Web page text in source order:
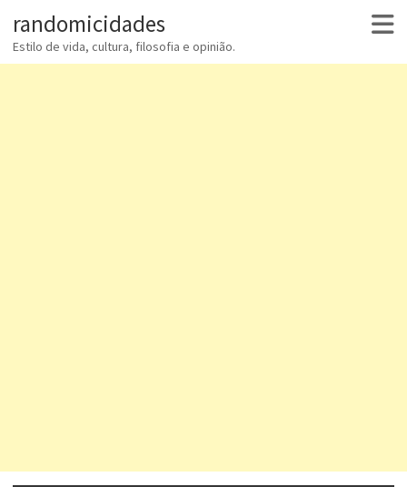
randomicidades
Estilo de vida, cultura, filosofia e opinião.